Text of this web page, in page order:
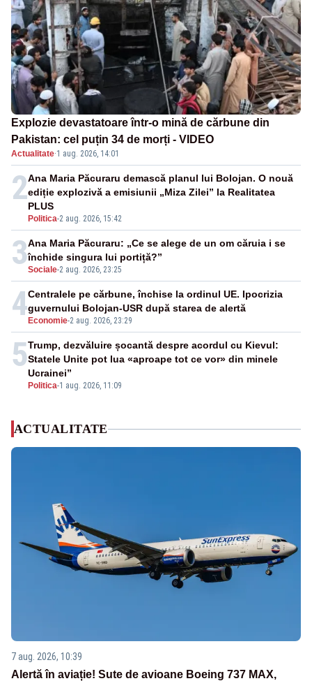
Explozie devastatoare într-o mină de cărbune din
Pakistan: cel puțin 34 de morți - VIDEO
Actualitate·1 aug. 2026, 14:01
2
Politica-2 aug. 2026, 15:42
Ana Maria Păcuraru demască planul lui Bolojan. O nouă
ediție explozivă a emisiunii „Miza Zilei” la Realitatea
PLUS
3Sociale-2 aug. 2026, 23:25
Ana Maria Păcuraru: „Ce se alege de un om căruia i se
închide singura lui portiță?”
4 Economie-2 aug. 2026, 23:29
Centralele pe cărbune, închise la ordinul UE. Ipocrizia
guvernului Bolojan-USR după starea de alertă
5
Politica-1 aug. 2026, 11:09
Trump, dezvăluire șocantă despre acordul cu Kievul:
Statele Unite pot lua «aproape tot ce vor» din minele
Ucrainei”
ACTUALITATE
7 aug. 2026, 10:39
Alertă în aviație! Sute de avioane Boeing 737 MAX,